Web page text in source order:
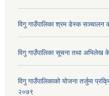
विगु गाउँपालिका श्रम डेस्क सञ्चालन
विगु गाउँपालिका सूचना तथा अभिलेख
विगु गाउँपालिकाको योजना तर्जुमा
२०७९